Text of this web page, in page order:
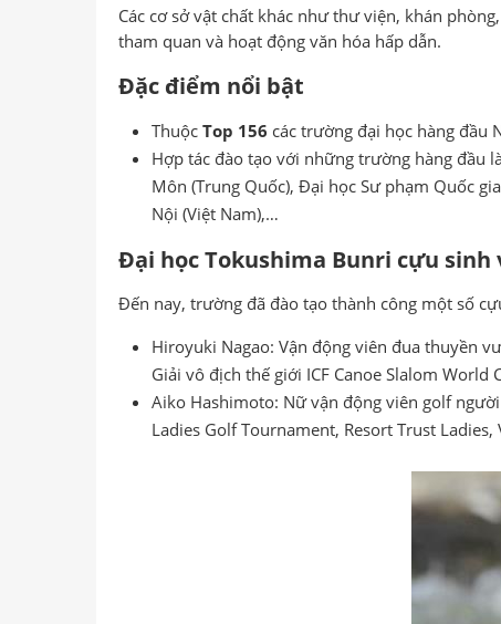
Các cơ sở vật chất khác như thư viện, khán
tham quan và hoạt động văn hóa hấp dẫn.
Đặc điểm nổi bật
Thuộc Top 156 các trường đại học hàng đầu
Hợp tác đào tạo với những trường hàng đầu
Môn (Trung Quốc), Đại học Sư phạm Quốc
Nội (Việt Nam),…
Đại học Tokushima Bunri cựu sinh
Đến nay, trường đã đào tạo thành công một số
Hiroyuki Nagao: Vận động viên đua thuyền
Giải vô địch thế giới ICF Canoe Slalom World
Aiko Hashimoto: Nữ vận động viên golf
Ladies Golf Tournament, Resort Trust Ladies,